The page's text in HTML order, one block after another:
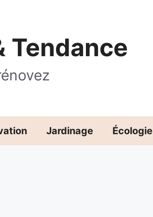
Tendance
Jardinage Écologie